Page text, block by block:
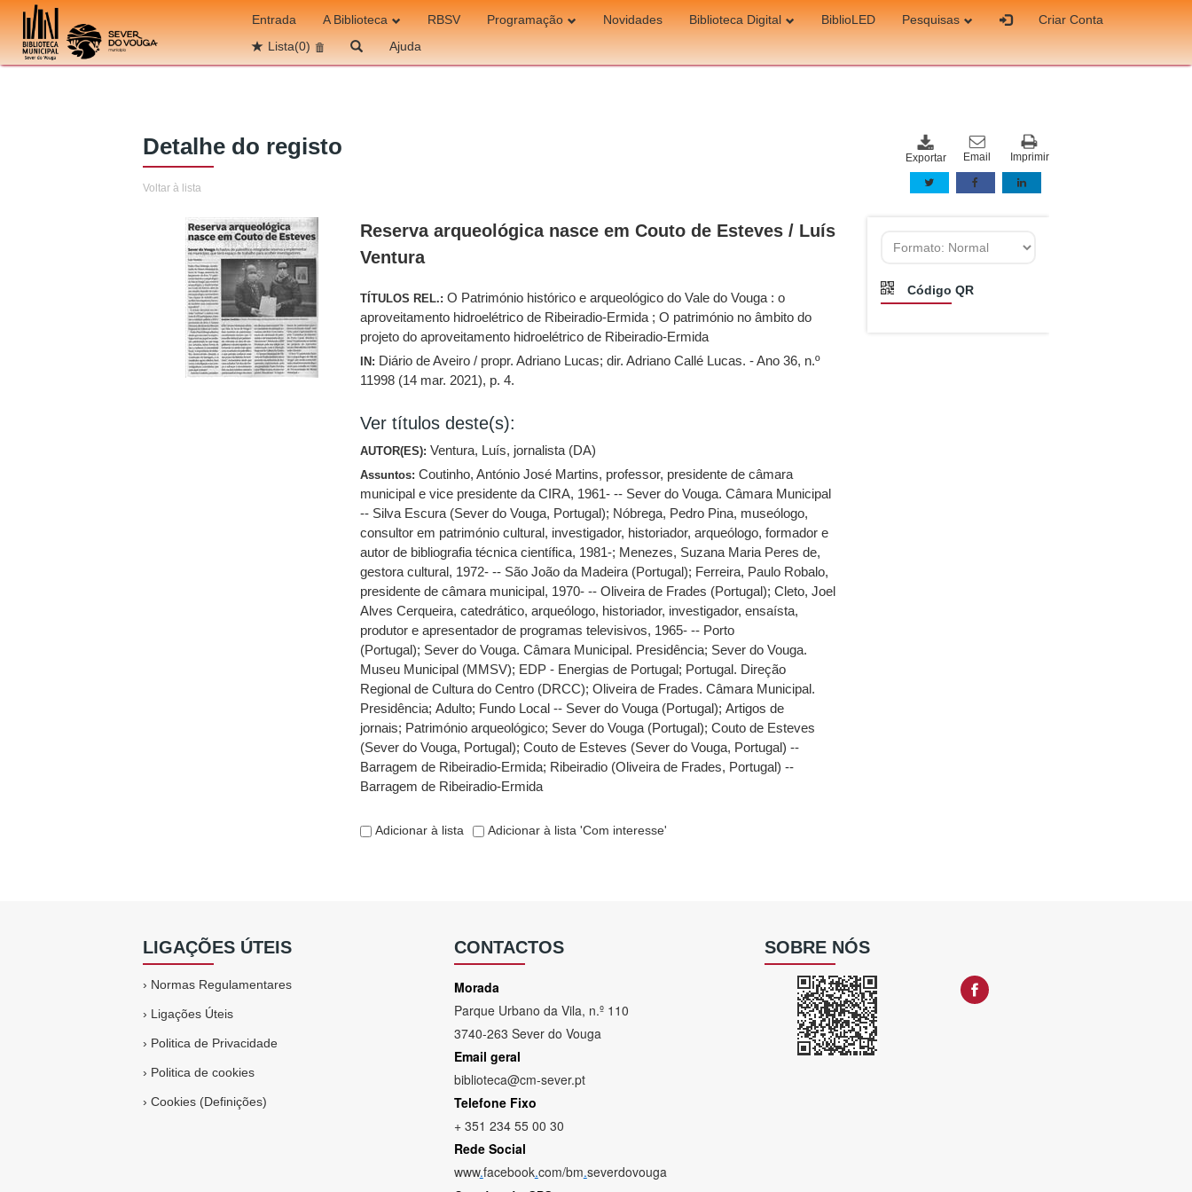
Ir para o conteúdo
Entrada A Biblioteca RBSV Programação Novidades Biblioteca Digital BiblioLED Pesquisas
Criar Conta
Lista(0) Ajuda
Detalhe do registo Imprimir
Email
Exportar
Voltar à lista
Reserva arqueológica nasce em Couto de Esteves / Luís
Ventura
TÍTULOS REL.:O Património histórico e arqueológico do Vale do Vouga : o
aproveitamento hidroelétrico de Ribeiradio-Ermida ; O património no âmbito do
projeto do aproveitamento hidroelétrico de Ribeiradio-Ermida
IN: Diário de Aveiro / propr. Adriano Lucas; dir. Adriano Callé Lucas. - Ano 36, n.º
11998 (14 mar. 2021), p. 4.
Ver títulos deste(s):
AUTOR(ES):Ventura, Luís, jornalista (DA)
Assuntos:Coutinho, António José Martins, professor, presidente de câmara
municipal e vice presidente da CIRA, 1961- -- Sever do Vouga. Câmara Municipal
-- Silva Escura (Sever do Vouga, Portugal); Nóbrega, Pedro Pina, museólogo,
consultor em património cultural, investigador, historiador, arqueólogo, formador e
autor de bibliografia técnica científica, 1981-; Menezes, Suzana Maria Peres de,
gestora cultural, 1972- -- São João da Madeira (Portugal); Ferreira, Paulo Robalo,
presidente de câmara municipal, 1970- -- Oliveira de Frades (Portugal);Cleto, Joel
Alves Cerqueira, catedrático, arqueólogo, historiador, investigador, ensaísta,
produtor e apresentador de programas televisivos, 1965- -- Porto
(Portugal); Sever do Vouga. Câmara Municipal. Presidência; Sever do Vouga.
Museu Municipal (MMSV); EDP - Energias de Portugal; Portugal. Direção
Regional de Cultura do Centro (DRCC);Oliveira de Frades. Câmara Municipal.
Presidência;Adulto; Fundo Local -- Sever do Vouga (Portugal);Artigos de
jornais; Património arqueológico; Sever do Vouga (Portugal);Couto de Esteves
(Sever do Vouga, Portugal);Couto de Esteves (Sever do Vouga, Portugal) --
Barragem de Ribeiradio-Ermida; Ribeiradio (Oliveira de Frades, Portugal) --
Barragem de Ribeiradio-Ermida
Adicionar à lista Adicionar à lista 'Com interesse'
Código QR
LIGAÇÕES ÚTEIS
› Normas Regulamentares
› Ligações Úteis
› Politica de Privacidade
› Politica de cookies
›Cookies (Definições)
CONTACTOS
Morada
Parque Urbano da Vila, n.º 110
3740-263 Sever do Vouga
Email geral
biblioteca@cm-sever.pt
Telefone Fixo
+ 351 234 55 00 30
Rede Social
www.facebook.com/bm.severdovouga
SOBRE NÓS